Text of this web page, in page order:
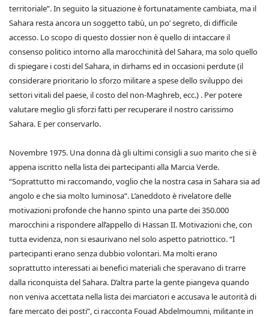
territoriale”. In seguito la situazione è fortunatamente cambiata, ma il
Sahara resta ancora un soggetto tabù, un po’ segreto, di difficile
accesso. Lo scopo di questo dossier non è quello di intaccare il
consenso politico intorno alla marocchinità del Sahara, ma solo quello
di spiegare i costi del Sahara, in dirhams ed in occasioni perdute (il
considerare prioritario lo sforzo militare a spese dello sviluppo dei
settori vitali del paese, il costo del non-Maghreb, ecc.) . Per potere
valutare meglio gli sforzi fatti per recuperare il nostro carissimo
Sahara. E per conservarlo.
Novembre 1975. Una donna dà gli ultimi consigli a suo marito che si è
appena iscritto nella lista dei partecipanti alla Marcia Verde.
“Soprattutto mi raccomando, voglio che la nostra casa in Sahara sia ad
angolo e che sia molto luminosa”. L’aneddoto è rivelatore delle
motivazioni profonde che hanno spinto una parte dei 350.000
marocchini a rispondere all’appello di Hassan II. Motivazioni che, con
tutta evidenza, non si esaurivano nel solo aspetto patriottico. “I
partecipanti erano senza dubbio volontari. Ma molti erano
soprattutto interessati ai benefici materiali che speravano di trarre
dalla riconquista del Sahara. D’altra parte la gente piangeva quando
non veniva accettata nella lista dei marciatori e accusava le autorità di
fare mercato dei posti”, ci racconta Fouad Abdelmoumni, militante in